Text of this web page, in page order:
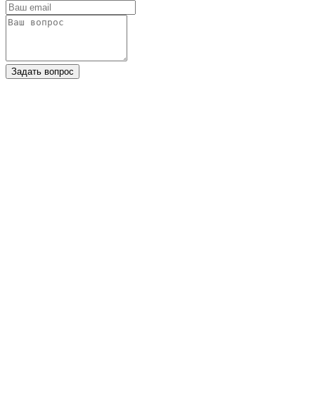
Задать вопрос